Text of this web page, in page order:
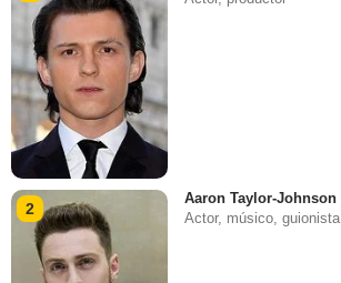
2
Aaron Taylor-Johnson
Actor, músico, guionista